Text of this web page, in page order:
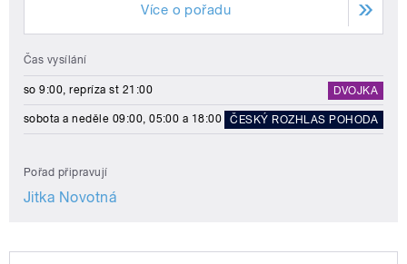
Více o pořadu
Čas vysílání
so 9:00, repríza st 21:00 DVOJKA
sobota a neděle 09:00, 05:00 a 18:00 ČESKÝ ROZHLAS POHODA
Pořad připravují
Jitka Novotná